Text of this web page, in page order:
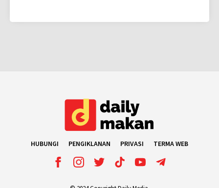
HUBUNGI PENGIKLANAN PRIVASI TERMA WEB